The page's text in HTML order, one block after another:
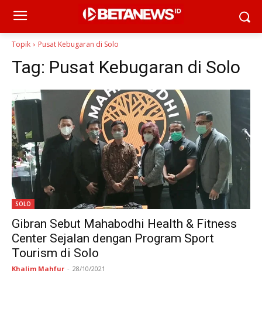
Topik Pusat Kebugaran di Solo
Tag: Pusat Kebugaran di Solo
SOLO
Gibran Sebut Mahabodhi Health & Fitness
Center Sejalan dengan Program Sport
Tourism di Solo
Khalim Mahfur - 28/10/2021